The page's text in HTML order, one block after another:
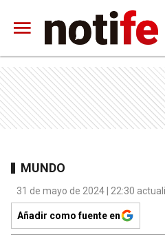
MUNDO
31 de mayo de 2024 | 22:30
Añadir como fuente en